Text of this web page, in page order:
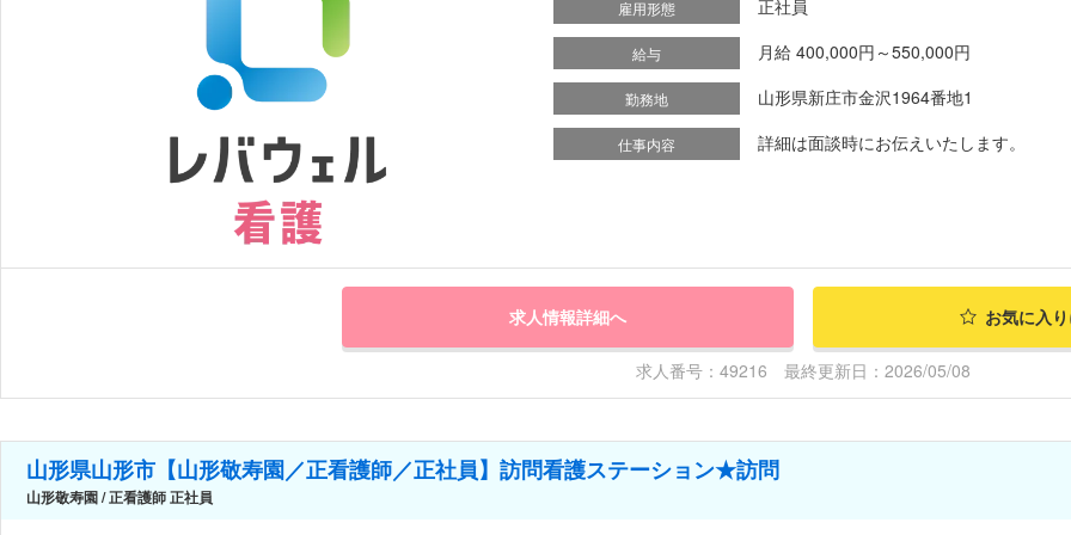
雇用形態 正社員
給与 月給 400,000円～550,000円
勤務地 山形県新庄市金沢1964番地1
仕事内容 詳細は面談時にお伝えいたします。
求人情報詳細へ お気に入
求人番号：49216 最終更新日：2026/05/08
山形県山形市【山形敬寿園／正看護師／正社員】訪問看護ステーション★訪問
山形敬寿園 / 正看護師 正社員